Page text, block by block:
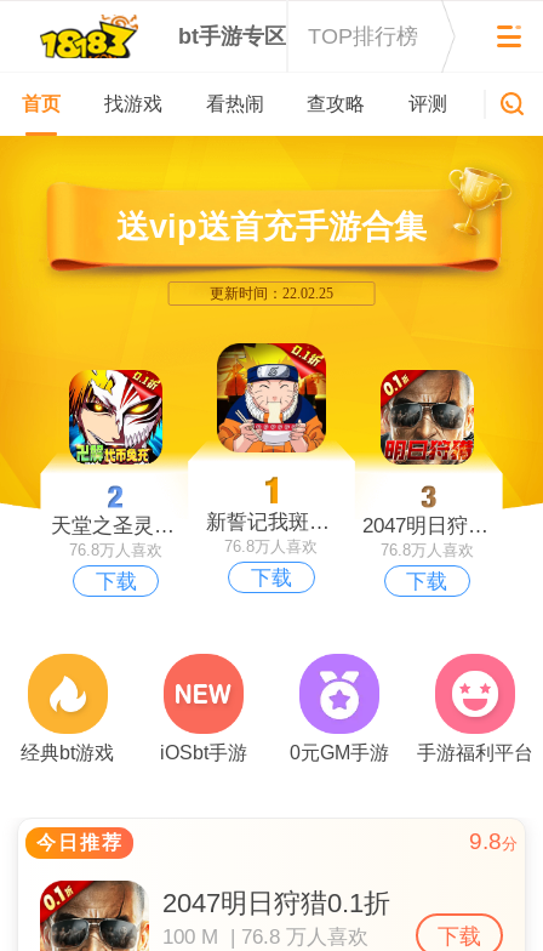
bt手游专区 TOP排行榜
首页 找游戏 看热闹 查攻略 评测 新游
送vip送首充手游合集
更新时间：22.02.25
新誓记我斑愿称0.1最强
76.8万人喜欢
下载
天堂之圣灵0.1黑崎一折搞
76.8万人喜欢
下载
2047明日狩猎0.1折
76.8万人喜欢
下载
经典bt游戏 iOSbt手游 0元GM手游 手游福利平台
今日推荐 9.8分
2047明日狩猎0.1折
100 M | 76.8 万人喜欢 下载